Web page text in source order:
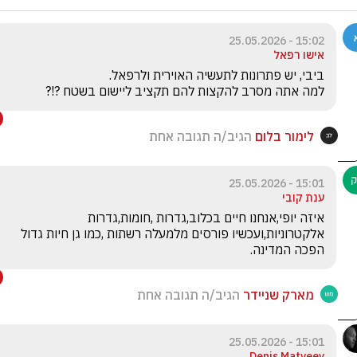
15:02 - 25.05.2026
אישו רפאל
למה אתה מסרב להקצות להם תקציב ליישום בשטח ?!?
לימור בלום הגיב/ה תגובה אחת
15:01 - 25.05.2026
ענת קובי
הפכה המדינה.
מארק שניידר הגיב/ה תגובה אחת
15:01 - 25.05.2026